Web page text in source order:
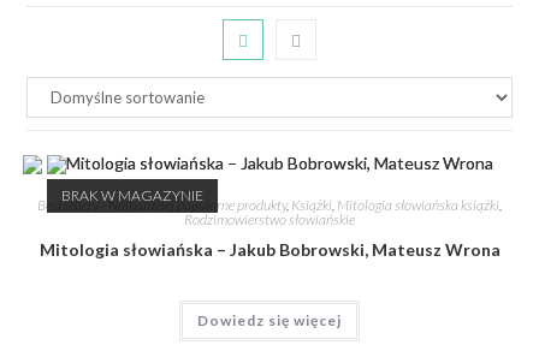
BRAK W MAGAZYNIE
Bestsellery - Najbardziej popularne produkty, Książki, Mitologia słowiańska książki,
Rodzimowierstwo słowiańskie
Mitologia słowiańska – Jakub Bobrowski, Mateusz Wrona
Dowiedz się więcej